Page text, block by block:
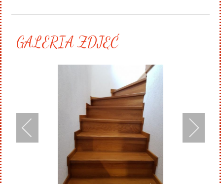
GALERIA ZDJĘĆ